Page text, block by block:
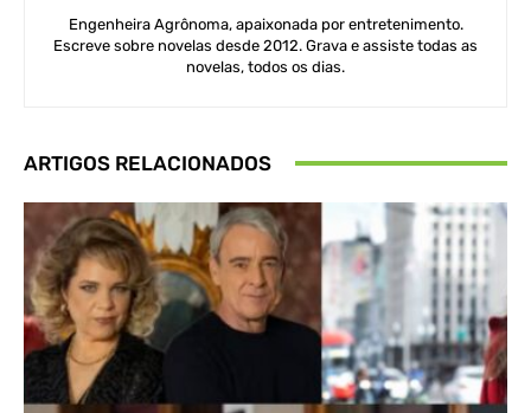
Engenheira Agrônoma, apaixonada por entretenimento.
Escreve sobre novelas desde 2012. Grava e assiste todas as
novelas, todos os dias.
ARTIGOS RELACIONADOS